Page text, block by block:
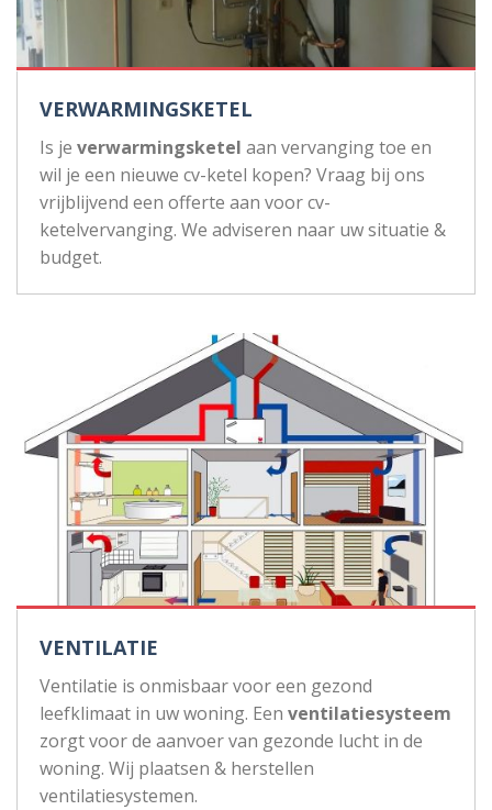
VERWARMINGSKETEL
Is je verwarmingsketel aan vervanging toe en
wil je een nieuwe cv-ketel kopen? Vraag bij ons
vrijblijvend een offerte aan voor cv-
ketelvervanging. We adviseren naar uw situatie &
budget.
VENTILATIE
Ventilatie is onmisbaar voor een gezond
leefklimaat in uw woning. Een ventilatiesysteem
zorgt voor de aanvoer van gezonde lucht in de
woning. Wij plaatsen & herstellen
ventilatiesystemen.